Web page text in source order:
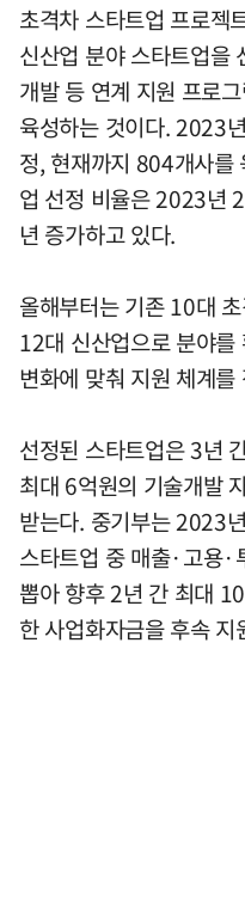
초격차 스타트업 프로젝
신산업 분야 스타트업을
개발 등 연계 지원 프로
육성하는 것이다. 2023
정, 현재까지 804개사를
업 선정 비율은 2023년
년 증가하고 있다.
올해부터는 기존 10대
12대 신산업으로 분야를
변화에 맞춰 지원 체계를
선정된 스타트업은 3년
최대 6억원의 기술개발
받는다. 중기부는 2023
스타트업 중 매출·고용
뽑아 향후 2년 간 최대
한 사업화자금을 후속 지